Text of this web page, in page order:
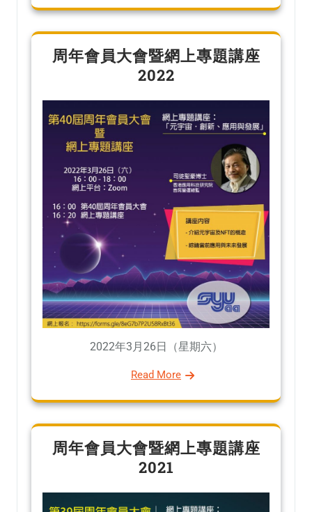
周年會員大會暨網上專題講座
2022
2022年3月26日（星期六）
Read More
周年會員大會暨網上專題講座
2021